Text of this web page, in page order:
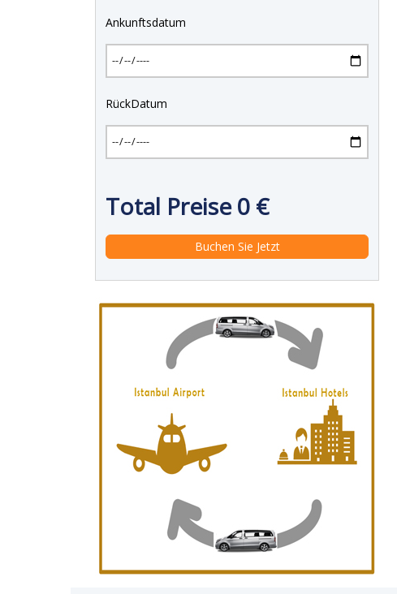
Ankunftsdatum
RückDatum
Total Preise0 €